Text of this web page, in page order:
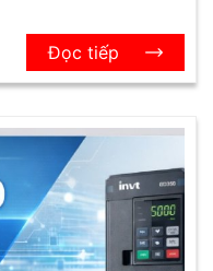
Đọc tiếp